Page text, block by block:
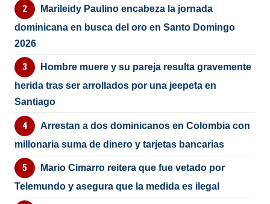
Marileidy Paulino encabeza la jornada
dominicana en busca del oro en Santo Domingo
2026
Hombre muere y su pareja resulta gravemente
herida tras ser arrollados por una jeepeta en
Santiago
Arrestan a dos dominicanos en Colombia con
millonaria suma de dinero y tarjetas bancarias
Mario Cimarro reitera que fue vetado por
Telemundo y asegura que la medida es ilegal